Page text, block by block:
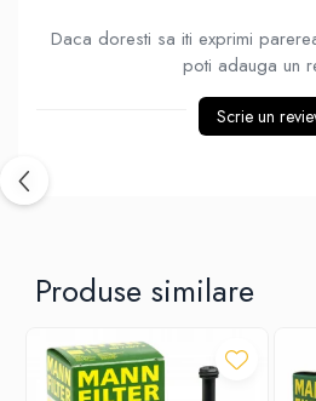
Daca doresti sa iti exprimi
poti adauga un
Scrie un
Produse similare